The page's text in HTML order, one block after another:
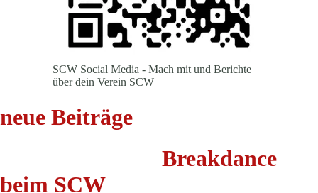
SCW Social Media - Mach mit und Berichte
über dein Verein SCW
neue Beiträge
Breakdance
beim SCW